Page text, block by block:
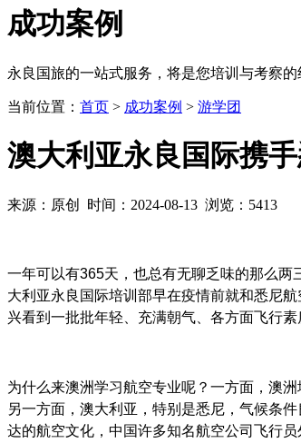
成功案例
永良国旅的一站式服务，将是您培训与考察的
当前位置： 首页 > 成功案例 > 游学团
澳大利亚永良国际携
来源：原创 时间：2024-08-13 浏览：5413
一年可以有365天，也总有无聊乏味的那么两
大利亚永良国际培训部早在疫情前就和悉尼
兴看到一批批年轻、充满朝气、各方面飞行
为什么来澳洲学习航空专业呢？一方面，澳
另一方面，澳大利亚，特别是悉尼，气候条
达的航空文化，中国许多知名航空公司飞行员